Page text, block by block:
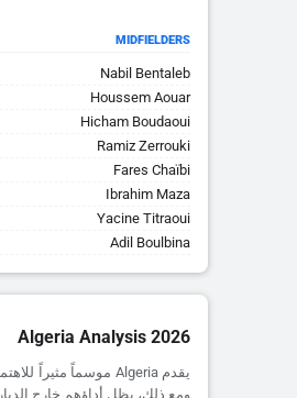
MIDFIELDERS
Nabil Bentaleb
Houssem Aouar
Hicham Boudaoui
Ramiz Zerrouki
Fares Chaïbi
Ibrahim Maza
Yacine Titraoui
Adil Boulbina
Algeria Analysis 2026
ومع ذلك، يظل أداؤهم خارج الديار (0.00 أهداف/مباراة) عاملاً رئيسياً لتوقعاتهم